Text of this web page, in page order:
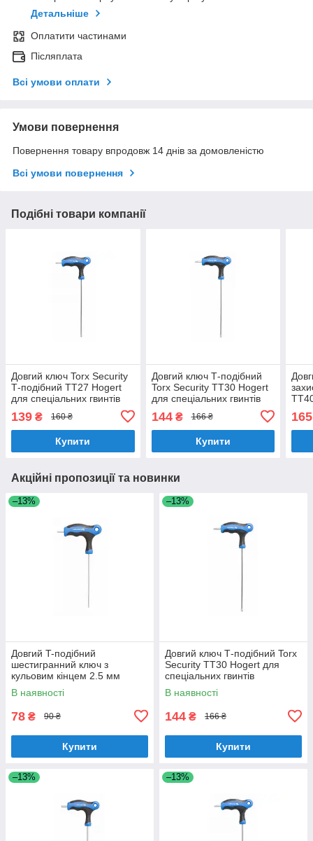
Детальніше
Оплатити частинами
Післяплата
Всі умови оплати
Умови повернення
Повернення товару впродовж 14 днів за домовленістю
Всі умови повернення
Подібні товари компанії
Довгий ключ Torx Security
Т-подібний TT27 Hogert
для спеціальних гвинтів
139 ₴ 160 ₴
Купити
Довгий ключ Т-подібний
Torx Security TT30 Hogert
для спеціальних гвинтів
144₴ 166 ₴
Купити
165
Акційні пропозиції та новинки
–13%
Довгий T-подібний
шестигранний ключ з
кульовим кінцем 2.5 мм
Hogert (HT1W852)
В наявності
78 ₴ 90 ₴
Купити
–13%
Довгий ключ Т-подібний Torx
Security TT30 Hogert для
спеціальних гвинтів
(HT1W874)
В наявності
144 ₴ 166 ₴
Купити
–13% –13%